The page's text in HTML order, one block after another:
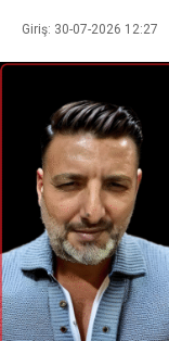
Giriş: 30-07-2026 12:27